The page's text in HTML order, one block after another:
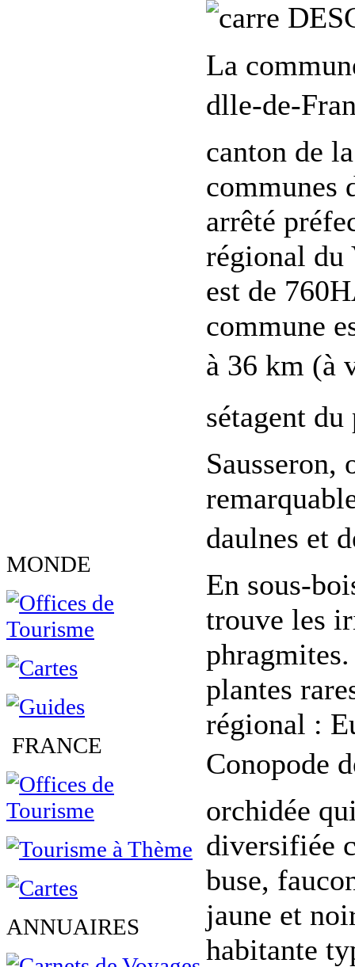
MONDE
FRANCE
ANNUAIRES
La
dlle-de-
canton de
communes
arrêté
régional du
est de
commune
à 36 km (à
sétagent
daulnes et
En sous-
trouve les
plantes
régional :
Conopode
orchidée
diversifiée
buse,
jaune et
habitante